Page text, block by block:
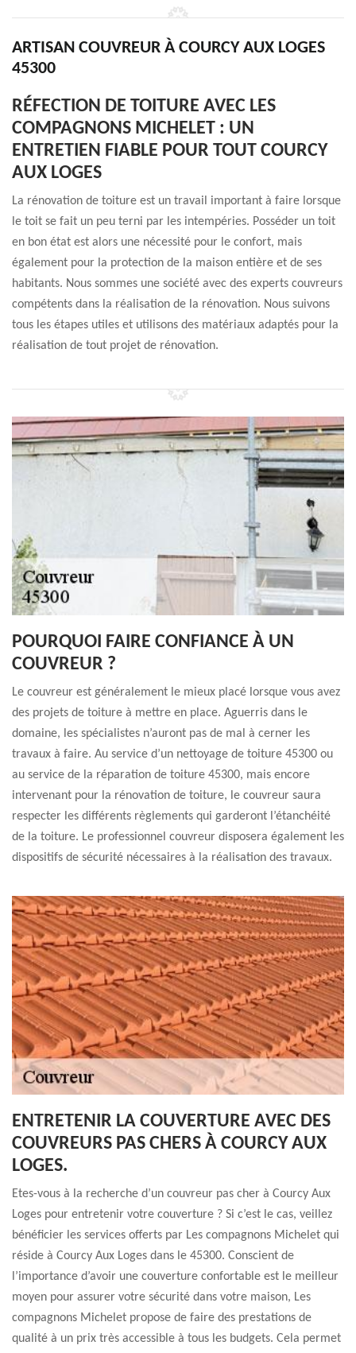
ARTISAN COUVREUR À COURCY AUX LOGES
45300
RÉFECTION DE TOITURE AVEC LES
COMPAGNONS MICHELET : UN
ENTRETIEN FIABLE POUR TOUT COURCY
AUX LOGES
La rénovation de toiture est un travail important à faire lorsque
le toit se fait un peu terni par les intempéries. Posséder un toit
en bon état est alors une nécessité pour le confort, mais
également pour la protection de la maison entière et de ses
habitants. Nous sommes une société avec des experts couvreurs
compétents dans la réalisation de la rénovation. Nous suivons
tous les étapes utiles et utilisons des matériaux adaptés pour la
réalisation de tout projet de rénovation.
POURQUOI FAIRE CONFIANCE À UN
COUVREUR ?
Le couvreur est généralement le mieux placé lorsque vous avez
des projets de toiture à mettre en place. Aguerris dans le
domaine, les spécialistes n’auront pas de mal à cerner les
travaux à faire. Au service d’un nettoyage de toiture 45300 ou
au service de la réparation de toiture 45300, mais encore
intervenant pour la rénovation de toiture, le couvreur saura
respecter les différents règlements qui garderont l’étanchéité
de la toiture. Le professionnel couvreur disposera également les
dispositifs de sécurité nécessaires à la réalisation des travaux.
ENTRETENIR LA COUVERTURE AVEC DES
COUVREURS PAS CHERS À COURCY AUX
LOGES.
Etes-vous à la recherche d’un couvreur pas cher à Courcy Aux
Loges pour entretenir votre couverture ? Si c’est le cas, veillez
bénéficier les services offerts par Les compagnons Michelet qui
réside à Courcy Aux Loges dans le 45300. Conscient de
l’importance d’avoir une couverture confortable est le meilleur
moyen pour assurer votre sécurité dans votre maison, Les
compagnons Michelet propose de faire des prestations de
qualité à un prix très accessible à tous les budgets. Cela permet